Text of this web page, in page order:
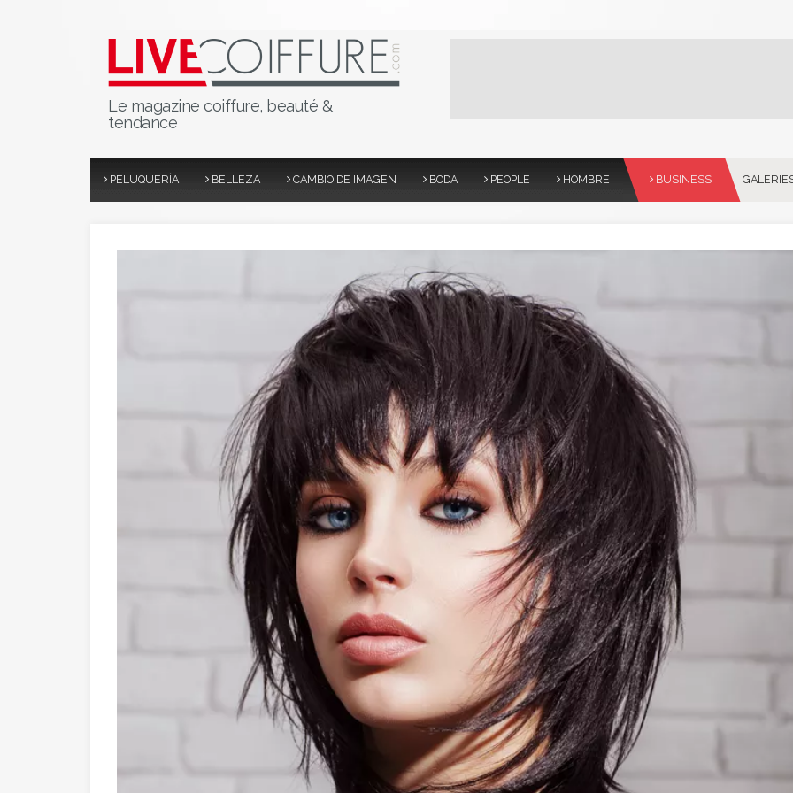
Le magazine coiffure, beauté &
tendance
PELUQUERÍA BELLEZA CAMBIO DE IMAGEN BODA PEOPLE HOMBRE BUSINESS